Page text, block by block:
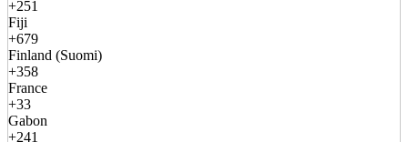
+251
Fiji
+679
Finland (Suomi)
+358
France
+33
Gabon
+241